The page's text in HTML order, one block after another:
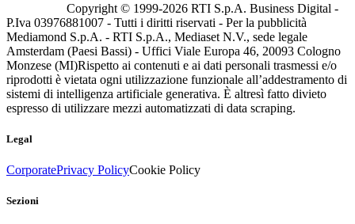
Copyright © 1999-2026 RTI S.p.A. Business Digital -
P.Iva 03976881007 - Tutti i diritti riservati - Per la pubblicità
Mediamond S.p.A. - RTI S.p.A., Mediaset N.V., sede legale
Amsterdam (Paesi Bassi) - Uffici Viale Europa 46, 20093 Cologno
Monzese (MI)Rispetto ai contenuti e ai dati personali trasmessi e/o
riprodotti è vietata ogni utilizzazione funzionale all’addestramento di
sistemi di intelligenza artificiale generativa. È altresì fatto divieto
espresso di utilizzare mezzi automatizzati di data scraping.
Legal
CorporatePrivacy PolicyCookie Policy
Sezioni